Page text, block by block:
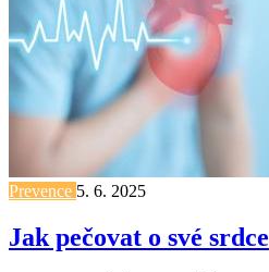
Prevence 5. 6. 2025
Jak pečovat o své srdce